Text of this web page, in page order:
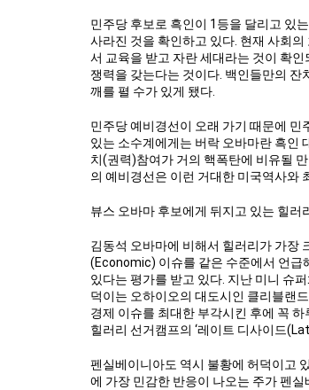
민주당 후보로 흑인이 1등을 달리고 있
사라진 것을 확인하고 있다. 현재 사회
서 교육을 받고 자란 세대라는 것이 확
쟁력을 갖는다는 것이다. 백인들만의
깨를 펼 수가 있게 됐다.
민주당 예비경선이 오래 가기 때문에
있는 소수계에게는 버락 오바마란 흑인
치(권력)참여가 거의 핵폭탄에 비유될
의 예비경선은 이런 거대한 미국역사와
뷰스 오바마 후보에게 뒤지고 있는 힐러
김동석 오바마에 비해서 힐러리가 가장
(Economic) 이슈를 같은 수준에서 언급
있다는 평가를 받고 있다. 지난 미니 슈
덕이는 오하이오의 대도시인 클리블랜
경제 이슈를 최대한 부각시킨 후에 꼭
힐러리 선거캠프의 ‘레이트 디사이드
펜실베이니아도 역시 불황에 허덕이고
에 가장 민감한 반응이 나오는 주가 펜